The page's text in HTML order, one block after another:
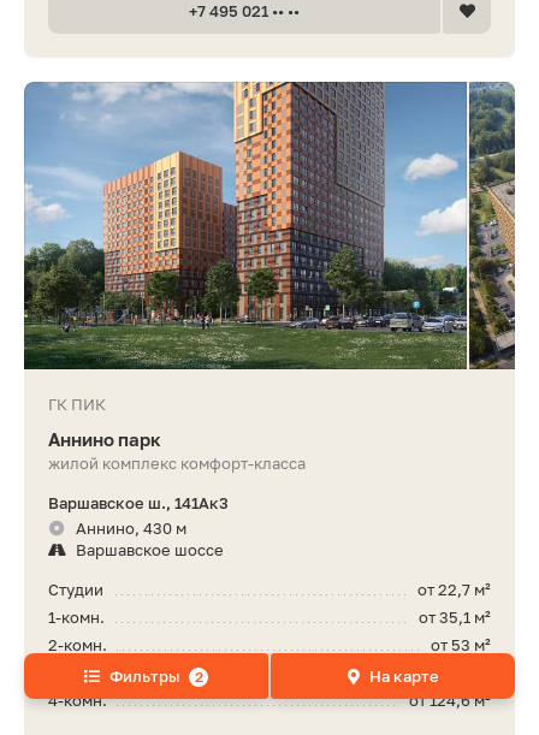
+7 495 021 •• ••
ГК ПИК
Аннино парк
жилой комплекс комфорт-класса
Варшавское ш., 141Ак3
Аннино, 430 м
Варшавское шоссе
от 22,7 м²
Студии
от 35,1 м²
1-комн.
от 53 м²
2-комн.
от 79 м²
3-комн.
от 124,6 м²
4-комн.
Фильтры 2 На карте